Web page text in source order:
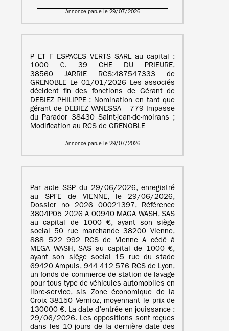
Annonce parue le 29/07/2026
P ET F ESPACES VERTS SARL au capital :
1000 €. 39 CHE DU PRIEURE,
38560 JARRIE RCS:487547333 de
GRENOBLE Le 01/01/2026 Les associés
décident fin des fonctions de Gérant de
DEBIEZ PHILIPPE ; Nomination en tant que
gérant de DEBIEZ VANESSA – 779 Impasse
du Parador 38430 Saint-jean-de-moirans ;
Modification au RCS de GRENOBLE
Annonce parue le 29/07/2026
Par acte SSP du 29/06/2026, enregistré
au SPFE de VIENNE, le 29/06/2026,
Dossier no 2026 00021397, Référence
3804P05 2026 A 00940 MAGA WASH, SAS
au capital de 1000 €, ayant son siège
social 50 rue marchande 38200 Vienne,
888 522 992 RCS de Vienne A cédé à
MEGA WASH, SAS au capital de 1000 €,
ayant son siège social 15 rue du stade
69420 Ampuis, 944 412 576 RCS de Lyon,
un fonds de commerce de station de lavage
pour tous type de véhicules automobiles en
libre-service, sis Zone économique de la
Croix 38150 Vernioz, moyennant le prix de
130000 €. La date d’entrée en jouissance :
29/06/2026. Les oppositions sont reçues
dans les 10 jours de la dernière date des